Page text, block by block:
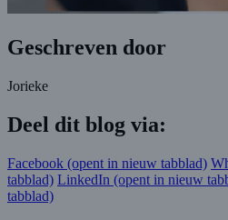
Geschreven door
Jorieke
Deel dit blog via:
Facebook (opent in nieuw tabblad)
tabblad) LinkedIn (opent in nieuw
tabblad)